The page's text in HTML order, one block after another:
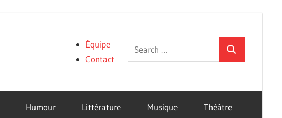
Search
for:
Search
Équipe
Contact
Humour Littérature Musique Théâtre